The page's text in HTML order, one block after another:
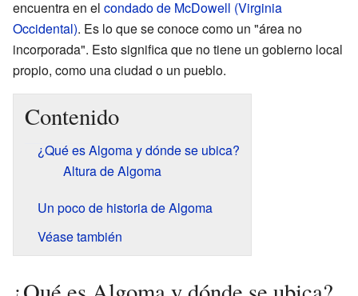
encuentra en el condado de McDowell (Virginia
Occidental). Es lo que se conoce como un "área no
incorporada". Esto significa que no tiene un gobierno local
propio, como una ciudad o un pueblo.
Contenido
¿Qué es Algoma y dónde se ubica?
Altura de Algoma
Un poco de historia de Algoma
Véase también